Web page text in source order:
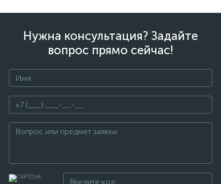
Нужна консультация? Задайте
вопрос прямо сейчас!